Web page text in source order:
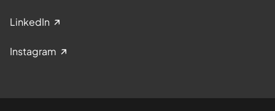
LinkedIn
Instagram